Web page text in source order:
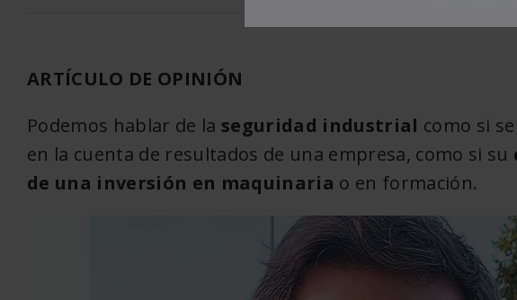
ARTÍCULO DE OPINIÓN
Podemos hablar de la seguridad industrial como si
en la cuenta de resultados de una empresa, como si su
de una inversión en maquinaria o en formación.